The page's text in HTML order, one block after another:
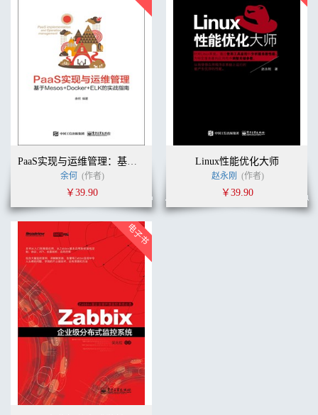
PaaS实现与运维管理：基于Mesos +Docker+ELK的实战指南
余何 (作者)
￥39.90
Linux性能优化大师
赵永刚 (作者)
￥39.90